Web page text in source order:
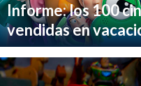
Informe: los 100
vendidas en